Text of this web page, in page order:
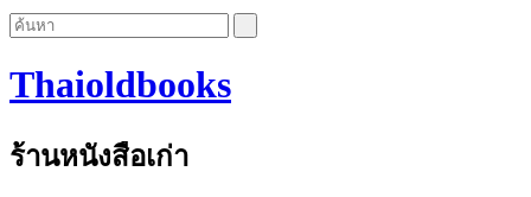
Thaioldbooks
ร้านหนังสือเก่า